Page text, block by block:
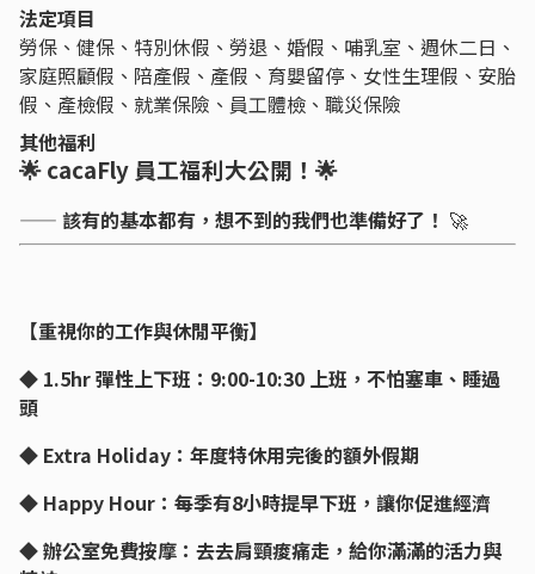
法定項目
勞保、健保、特別休假、勞退、婚假、哺乳室、週休二日、
家庭照顧假、陪產假、產假、育嬰留停、女性生理假、安胎
假、產檢假、就業保險、員工體檢、職災保險
其他福利
🌟 cacaFly 員工福利大公開！🌟
—— 該有的基本都有，想不到的我們也準備好了！ 🚀
【重視你的工作與休閒平衡】
◆ 1.5hr 彈性上下班：9:00-10:30 上班，不怕塞車、睡過
頭
◆ Extra Holiday：年度特休用完後的額外假期
◆ Happy Hour：每季有8小時提早下班，讓你促進經濟
◆ 辦公室免費按摩：去去肩頸痠痛走，給你滿滿的活力與